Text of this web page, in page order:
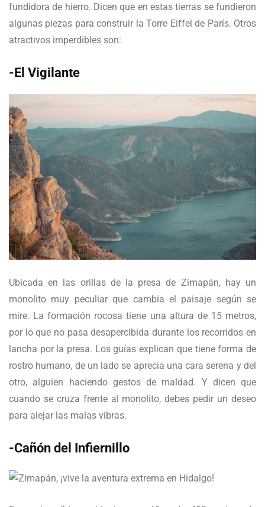
fundidora de hierro. Dicen que en estas tierras se fundieron
algunas piezas para construir la Torre Eiffel de París. Otros
atractivos imperdibles son:
-El Vigilante
Ubicada en las orillas de la presa de Zimapán, hay un
monolito muy peculiar que cambia el paisaje según se
mire. La formación rocosa tiene una altura de 15 metros,
por lo que no pasa desapercibida durante los recorridos en
lancha por la presa. Los guías explican que tiene forma de
rostro humano, de un lado se aprecia una cara serena y del
otro, alguien haciendo gestos de maldad. Y dicen que
cuando se cruza frente al monolito, debes pedir un deseo
para alejar las malas vibras.
-Cañón del Infiernillo